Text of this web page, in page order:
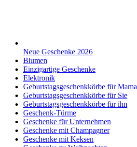
Neue Geschenke 2026
Blumen
Einzigartige Geschenke
Elektronik
Geburtstagsgeschenkkörbe für Mama
Geburtstagsgeschenkkörbe für Sie
Geburtstagsgeschenkkörbe für ihn
Geschenk-Türme
Geschenke für Unternehmen
Geschenke mit Champagner
Geschenke mit Keksen